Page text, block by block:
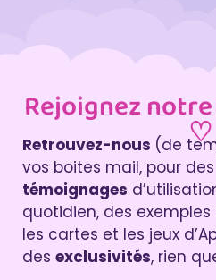
Rejoignez
♡
Retrouvez-nous (de
vos boites mail, pour des
témoignages
quotidien, des exemples
les cartes et les jeux
des exclusivités, rien